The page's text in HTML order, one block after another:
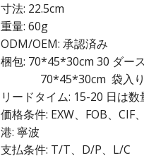
寸法: 22.5cm
重量: 60g
ODM/OEM: 承認済み
梱包: 70*45*30cm 30 ダー
70*45*30cm 袋入り
リードタイム: 15-20 日は
価格条件: EXW、FOB、CIF
港: 寧波
支払条件: T/T、D/P、L/C